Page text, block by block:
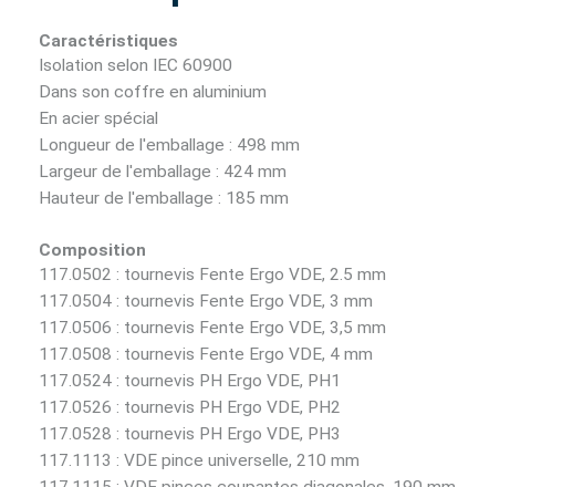
Caractéristiques
Isolation selon IEC 60900
Dans son coffre en aluminium
En acier spécial
Longueur de l'emballage : 498 mm
Largeur de l'emballage : 424 mm
Hauteur de l'emballage : 185 mm
Composition
117.0502 : tournevis Fente Ergo VDE, 2.5 mm
117.0504 : tournevis Fente Ergo VDE, 3 mm
117.0506 : tournevis Fente Ergo VDE, 3,5 mm
117.0508 : tournevis Fente Ergo VDE, 4 mm
117.0524 : tournevis PH Ergo VDE, PH1
117.0526 : tournevis PH Ergo VDE, PH2
117.0528 : tournevis PH Ergo VDE, PH3
117.1113 : VDE pince universelle, 210 mm